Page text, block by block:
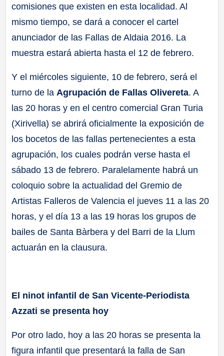
comisiones que existen en esta localidad. Al
mismo tiempo, se dará a conocer el cartel
anunciador de las Fallas de Aldaia 2016. La
muestra estará abierta hasta el 12 de febrero.
Y el miércoles siguiente, 10 de febrero, será el
turno de laAgrupación de Fallas Olivereta. A
las 20 horas y en el centro comercial Gran Turia
(Xirivella) se abrirá oficialmente la exposición de
los bocetos de las fallas pertenecientes a esta
agrupación, los cuales podrán verse hasta el
sábado 13 de febrero. Paralelamente habrá un
coloquio sobre la actualidad del Gremio de
Artistas Falleros de Valencia el jueves 11 a las 20
horas, y el día 13 a las 19 horas los grupos de
bailes de Santa Bàrbera y del Barri de la Llum
actuarán en la clausura.
El ninot infantil de San Vicente-Periodista
Azzati se presenta hoy
Por otro lado, hoy a las 20 horas se presenta la
figura infantil que presentará la falla de San